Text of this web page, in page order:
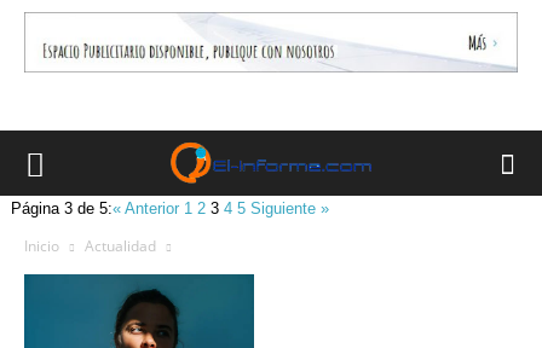
Página 3 de 5:« Anterior 1 2 34 5 Siguiente »
Inicio Actualidad